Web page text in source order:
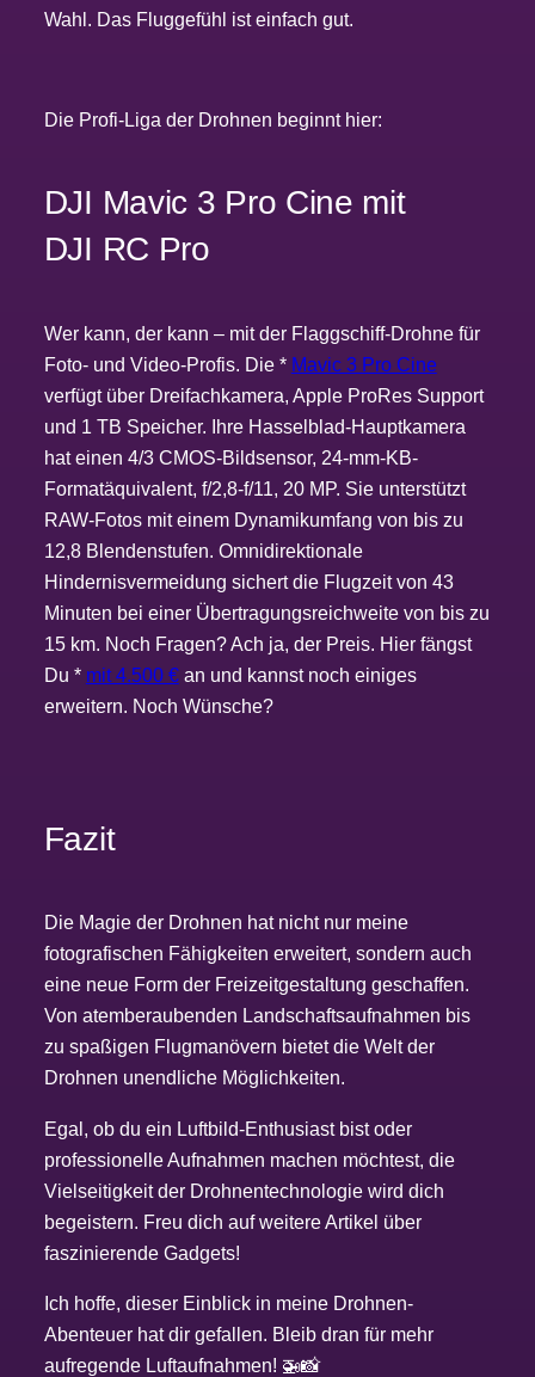
Wahl. Das Fluggefühl ist einfach gut.
Die Profi-Liga der Drohnen beginnt hier:
DJI Mavic 3 Pro Cine mit
DJI RC Pro
Wer kann, der kann – mit der Flaggschiff-Drohne für
Foto- und Video-Profis. Die * Mavic 3 Pro Cine
verfügt über Dreifachkamera, Apple ProRes Support
und 1 TB Speicher. Ihre Hasselblad-Hauptkamera
hat einen 4/3 CMOS-Bildsensor, 24-mm-KB-
Formatäquivalent, f/2,8-f/11, 20 MP. Sie unterstützt
RAW-Fotos mit einem Dynamikumfang von bis zu
12,8 Blendenstufen. Omnidirektionale
Hindernisvermeidung sichert die Flugzeit von 43
Minuten bei einer Übertragungsreichweite von bis zu
15 km. Noch Fragen? Ach ja, der Preis. Hier fängst
Du * mit 4.500 €an und kannst noch einiges
erweitern. Noch Wünsche?
Fazit
Die Magie der Drohnen hat nicht nur meine
fotografischen Fähigkeiten erweitert, sondern auch
eine neue Form der Freizeitgestaltung geschaffen.
Von atemberaubenden Landschaftsaufnahmen bis
zu spaßigen Flugmanövern bietet die Welt der
Drohnen unendliche Möglichkeiten.
Egal, ob du ein Luftbild-Enthusiast bist oder
professionelle Aufnahmen machen möchtest, die
Vielseitigkeit der Drohnentechnologie wird dich
begeistern. Freu dich auf weitere Artikel über
faszinierende Gadgets!
Ich hoffe, dieser Einblick in meine Drohnen-
Abenteuer hat dir gefallen. Bleib dran für mehr
aufregende Luftaufnahmen! 🚁📸